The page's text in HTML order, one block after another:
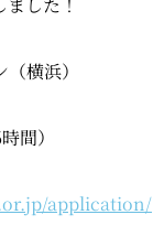
横浜）
間）
application/